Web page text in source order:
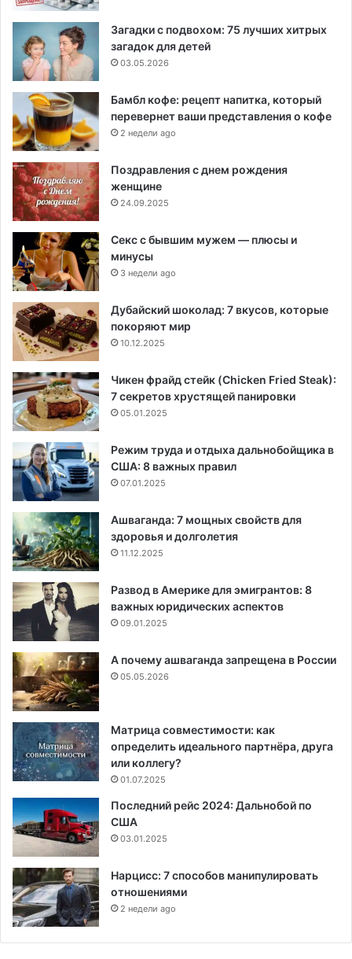
Загадки с подвохом: 75 лучших хитрых
загадок для детей
03.05.2026
Бамбл кофе: рецепт напитка, который
перевернет ваши представления о кофе
2 недели ago
Поздравления с днем рождения
женщине
24.09.2025
Секс с бывшим мужем — плюсы и
минусы
3 недели ago
Дубайский шоколад: 7 вкусов, которые
покоряют мир
10.12.2025
Чикен фрайд стейк (Chicken Fried Steak):
7 секретов хрустящей панировки
05.01.2025
Режим труда и отдыха дальнобойщика в
США: 8 важных правил
07.01.2025
Ашваганда: 7 мощных свойств для
здоровья и долголетия
11.12.2025
Развод в Америке для эмигрантов: 8
важных юридических аспектов
09.01.2025
А почему ашваганда запрещена в России
05.05.2026
Матрица совместимости: как
определить идеального партнёра, друга
или коллегу?
01.07.2025
Последний рейс 2024: Дальнобой по
США
03.01.2025
Нарцисс: 7 способов манипулировать
отношениями
2 недели ago